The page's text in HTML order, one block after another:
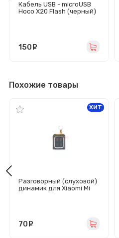
Кабель USB - microUSB
Hoco X20 Flash (черный)
150
Похожие товары
Разговорный (слуховой)
динамик для Xiaomi Mi
ХИТ
70